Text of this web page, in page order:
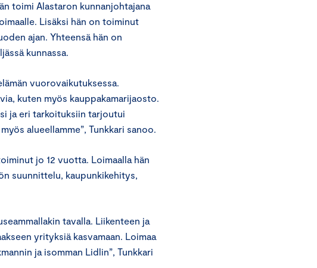
toimi Alastaron kunnanjohtajana
Lisäksi hän on toiminut
ajan. Yhteensä hän on
kunnassa.
vuorovaikutuksessa.
kuten myös kauppakamarijaosto.
ja eri tarkoituksiin tarjoutui
alueellamme”, Tunkkari sanoo.
jo 12 vuotta. Loimaalla hän
suunnittelu, kaupunkikehitys,
tavalla. Liikenteen ja
yrityksiä kasvamaan. Loimaa
ja isomman Lidlin”, Tunkkari